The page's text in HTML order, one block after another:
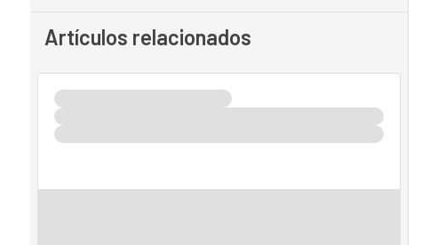
Artículos relacionados